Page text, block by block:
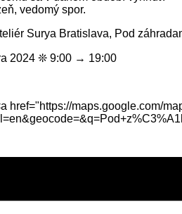
vedomý spor.
Surya Bratislava, Pod
2024 ❊ 9:00 → 19:00
href="https://maps.google.com/